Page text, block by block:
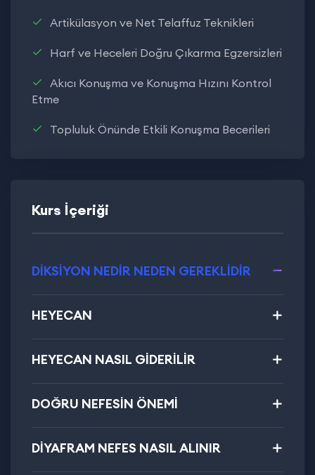
Artikülasyon ve Net Telaffuz Teknikleri
Harf ve Heceleri Doğru Çıkarma Egzersizleri
Akıcı Konuşma ve Konuşma Hızını Kontrol
Etme
Topluluk Önünde Etkili Konuşma Becerileri
Kurs İçeriği
DİKSİYON NEDİR NEDEN GEREKLİDİR
HEYECAN
HEYECAN NASIL GİDERİLİR
DOĞRU NEFESİN ÖNEMİ
DİYAFRAM NEFES NASIL ALINIR